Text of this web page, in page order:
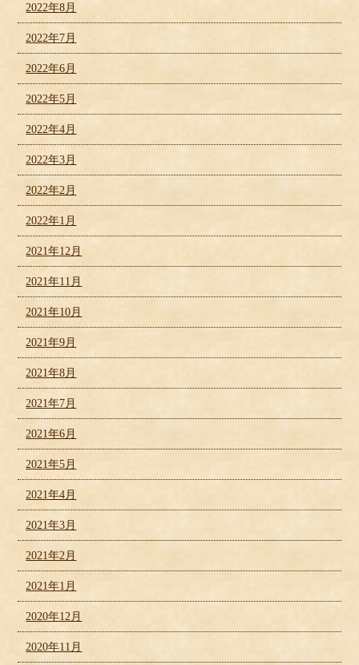
2022年8月
2022年7月
2022年6月
2022年5月
2022年4月
2022年3月
2022年2月
2022年1月
2021年12月
2021年11月
2021年10月
2021年9月
2021年8月
2021年7月
2021年6月
2021年5月
2021年4月
2021年3月
2021年2月
2021年1月
2020年12月
2020年11月